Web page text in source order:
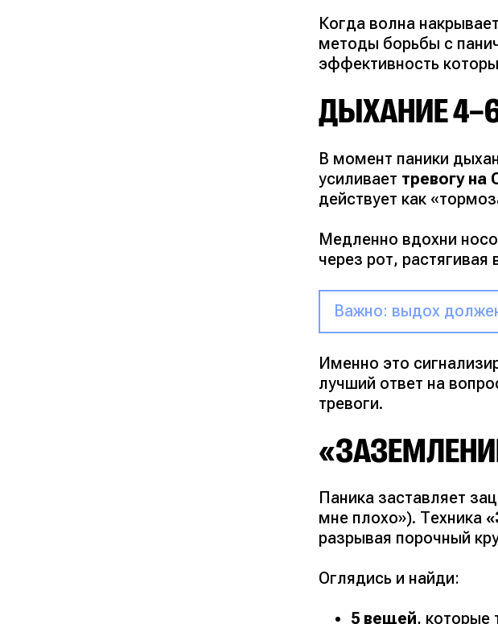
Когда волна
методы борьбы с
эффективность
ДЫХАНИЕ
В момент паники
усиливает тревогу на
действует как
Медленно вдохни
через рот,
Важно: выдох
Именно это
лучший ответ на
тревоги.
Паника заставляет
мне плохо»). Техника
разрывая порочный
Оглядись и найди:
5 вещей, которые